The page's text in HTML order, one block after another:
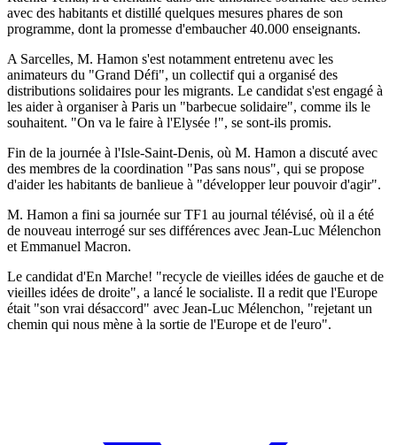
avec des habitants et distillé quelques mesures phares de son
programme, dont la promesse d'embaucher 40.000 enseignants.
A Sarcelles, M. Hamon s'est notamment entretenu avec les
animateurs du "Grand Défi", un collectif qui a organisé des
distributions solidaires pour les migrants. Le candidat s'est engagé à
les aider à organiser à Paris un "barbecue solidaire", comme ils le
souhaitent. "On va le faire à l'Elysée !", se sont-ils promis.
Fin de la journée à l'Isle-Saint-Denis, où M. Hamon a discuté avec
des membres de la coordination "Pas sans nous", qui se propose
d'aider les habitants de banlieue à "développer leur pouvoir d'agir".
M. Hamon a fini sa journée sur TF1 au journal télévisé, où il a été
de nouveau interrogé sur ses différences avec Jean-Luc Mélenchon
et Emmanuel Macron.
Le candidat d'En Marche! "recycle de vieilles idées de gauche et de
vieilles idées de droite", a lancé le socialiste. Il a redit que l'Europe
était "son vrai désaccord" avec Jean-Luc Mélenchon, "rejetant un
chemin qui nous mène à la sortie de l'Europe et de l'euro".